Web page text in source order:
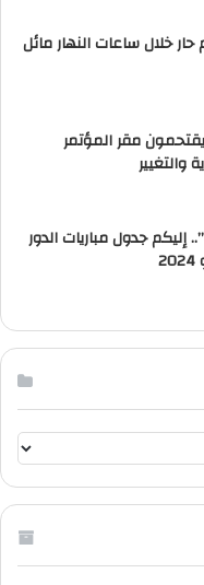
خلال ساعات النهار مائل
مقر المؤتمر
والتغيير
جدول مباريات الدور